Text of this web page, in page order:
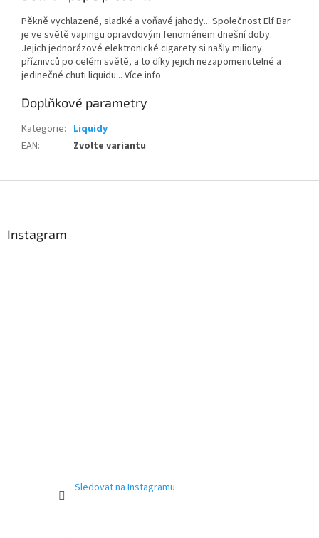
Pěkně vychlazené, sladké a voňavé jahody... Společnost Elf Bar
je ve světě vapingu opravdovým fenoménem dnešní doby.
Jejich jednorázové elektronické cigarety si našly miliony
příznivců po celém světě, a to díky jejich nezapomenutelné a
jedinečné chuti liquidu... Více info
Doplňkové parametry
Kategorie: Liquidy
EAN: Zvolte variantu
Instagram
Sledovat na Instagramu